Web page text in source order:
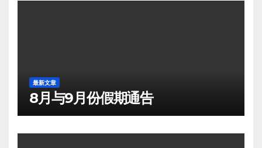
最新文章
8月与9月份假期通告